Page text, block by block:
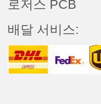
로저스 PCB
배달 서비스: